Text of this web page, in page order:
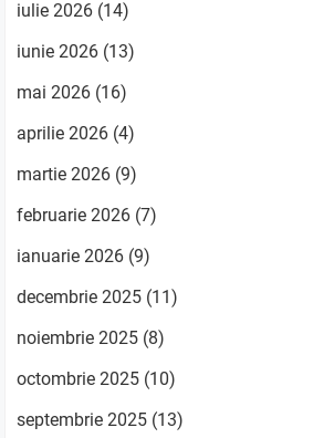
iulie 2026 (14)
iunie 2026 (13)
mai 2026 (16)
aprilie 2026 (4)
martie 2026 (9)
februarie 2026 (7)
ianuarie 2026 (9)
decembrie 2025 (11)
noiembrie 2025 (8)
octombrie 2025 (10)
septembrie 2025 (13)